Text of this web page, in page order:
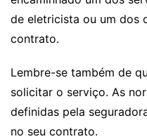
de eletricista ou um dos
contrato.
Lembre-se também de
solicitar o serviço. As
definidas pela
no seu contrato.